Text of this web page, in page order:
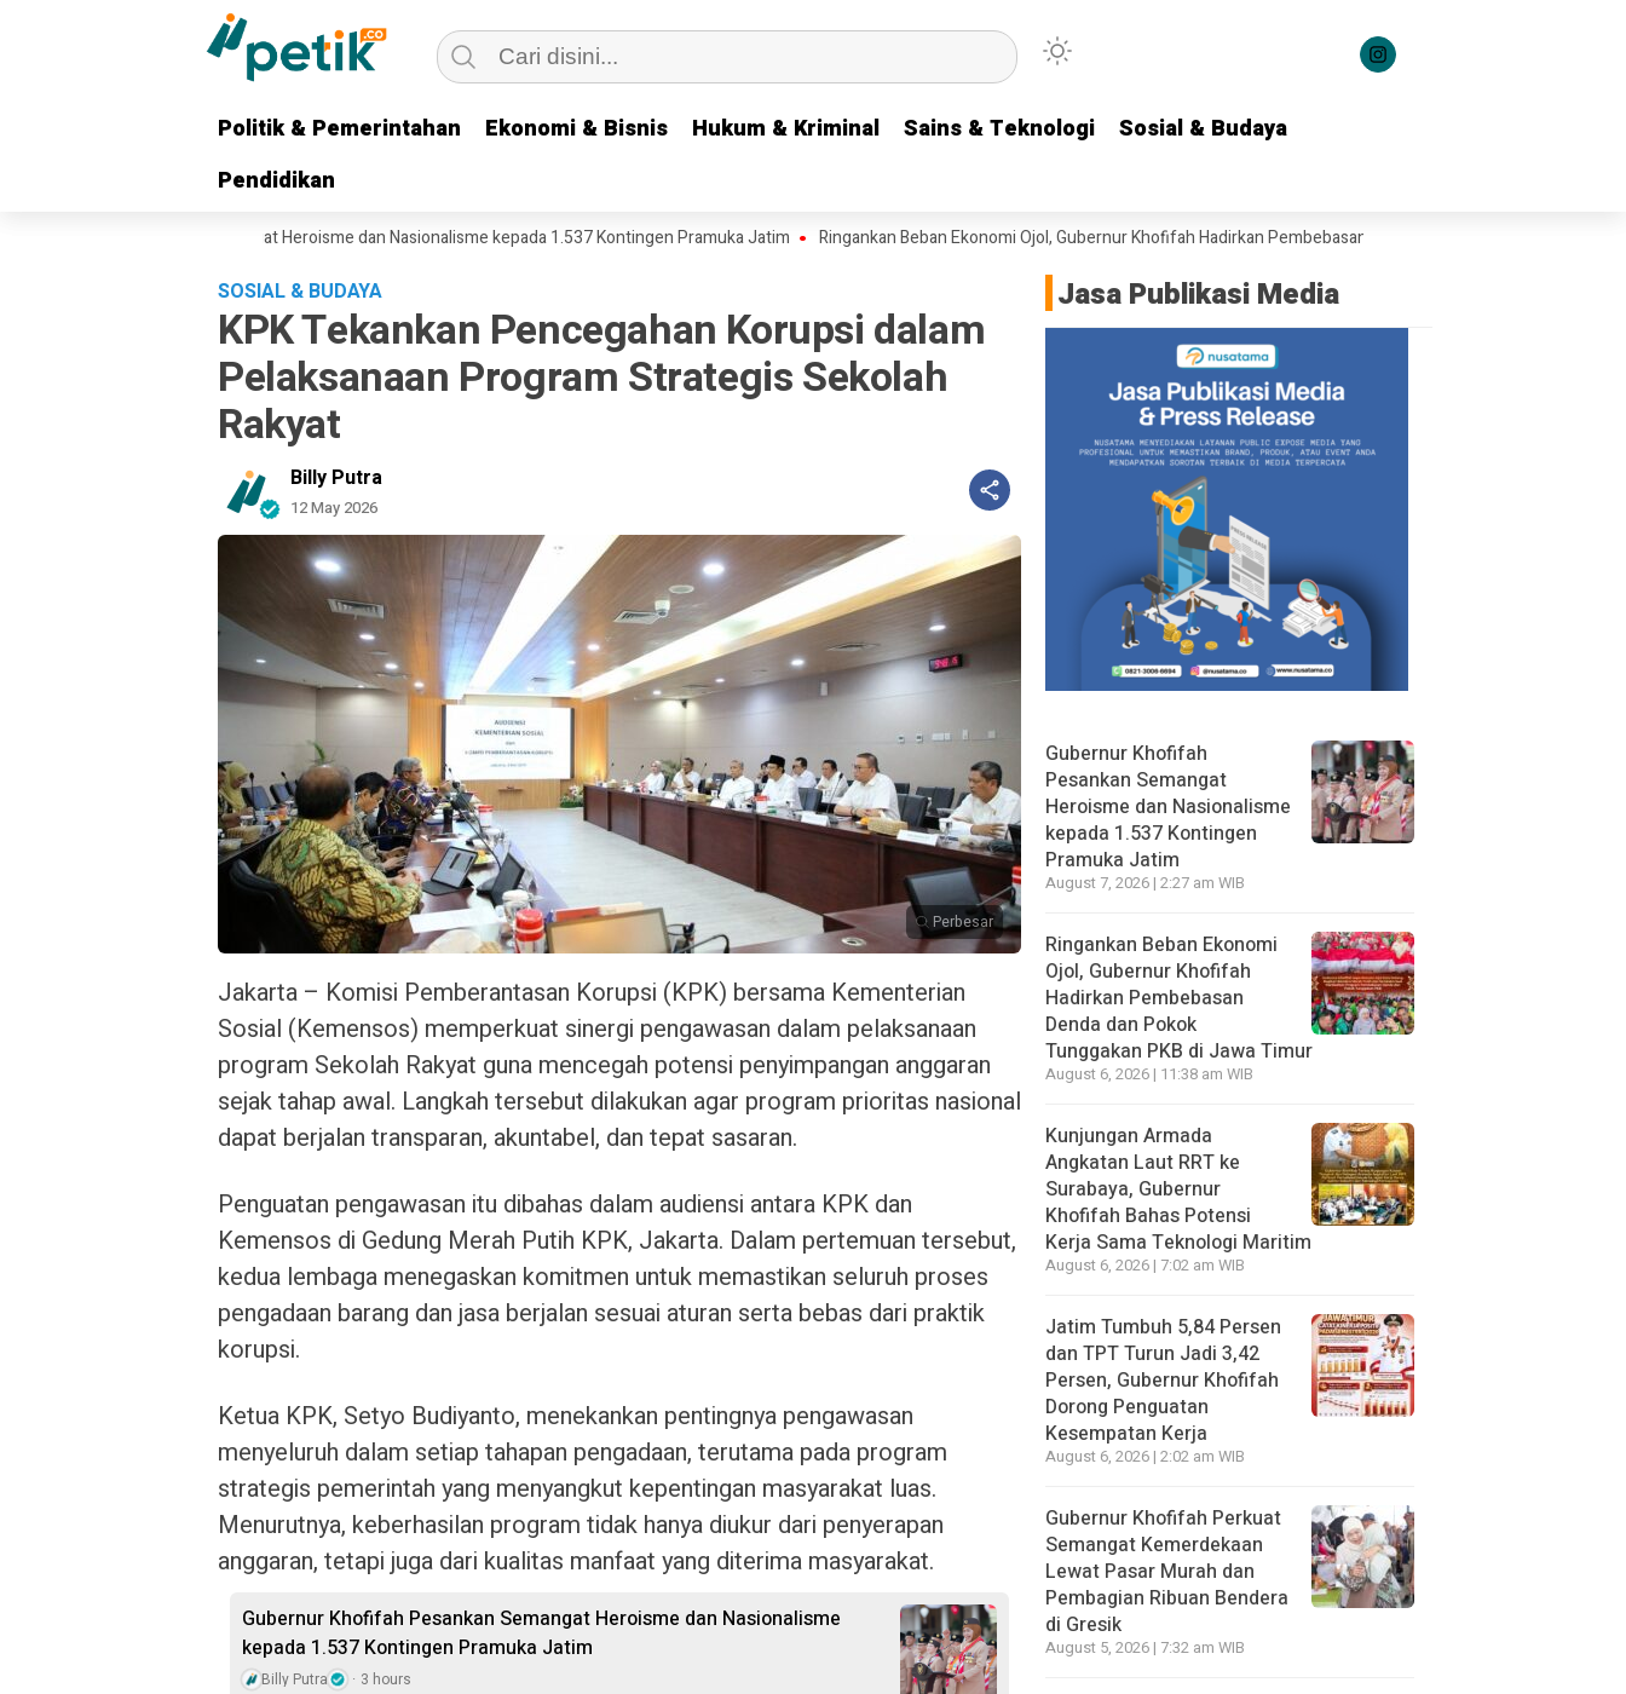
Politik & Pemerintahan Ekonomi & Bisnis Hukum & Kriminal Sains & Teknologi
Sosial & Budaya
Pendidikan
Politik & Pemerintahan Ekonomi & Bisnis Hukum & Kriminal Sains & Teknologi
Sosial & Budaya
Pendidikan
Pesankan Semangat Heroisme dan Nasionalisme kepada 1.537 Kontingen Pramuka Jatim Ringankan Beban Ekonomi Ojol, Gubernur Khofifah Hadirkan Pembebasan Denda dan Pokok Tunggakan PKB di
SOSIAL & BUDAYA
KPK Tekankan Pencegahan Korupsi dalam
Pelaksanaan Program Strategis Sekolah
Rakyat
Billy Putra
12 May 2026
Perbesar
Jakarta – Komisi Pemberantasan Korupsi (KPK) bersama Kementerian
Sosial (Kemensos) memperkuat sinergi pengawasan dalam pelaksanaan
program Sekolah Rakyat guna mencegah potensi penyimpangan anggaran
sejak tahap awal. Langkah tersebut dilakukan agar program prioritas nasional
dapat berjalan transparan, akuntabel, dan tepat sasaran.
Penguatan pengawasan itu dibahas dalam audiensi antara KPK dan
Kemensos di Gedung Merah Putih KPK, Jakarta. Dalam pertemuan tersebut,
kedua lembaga menegaskan komitmen untuk memastikan seluruh proses
pengadaan barang dan jasa berjalan sesuai aturan serta bebas dari praktik
korupsi.
Ketua KPK, Setyo Budiyanto, menekankan pentingnya pengawasan
menyeluruh dalam setiap tahapan pengadaan, terutama pada program
strategis pemerintah yang menyangkut kepentingan masyarakat luas.
Menurutnya, keberhasilan program tidak hanya diukur dari penyerapan
anggaran, tetapi juga dari kualitas manfaat yang diterima masyarakat.
Gubernur Khofifah Pesankan Semangat Heroisme dan Nasionalisme
kepada 1.537 Kontingen Pramuka Jatim
Billy Putra 3 hours
Jasa Publikasi Media
Gubernur Khofifah
Pesankan Semangat
Heroisme dan Nasionalisme
kepada 1.537 Kontingen
Pramuka Jatim
August 7, 2026 | 2:27 am WIB
Ringankan Beban Ekonomi
Ojol, Gubernur Khofifah
Hadirkan Pembebasan
Denda dan Pokok
Tunggakan PKB di Jawa Timur
August 6, 2026 | 11:38 am WIB
Kunjungan Armada
Angkatan Laut RRT ke
Surabaya, Gubernur
Khofifah Bahas Potensi
Kerja Sama Teknologi Maritim
August 6, 2026 | 7:02 am WIB
Jatim Tumbuh 5,84 Persen
dan TPT Turun Jadi 3,42
Persen, Gubernur Khofifah
Dorong Penguatan
Kesempatan Kerja
August 6, 2026 | 2:02 am WIB
Gubernur Khofifah Perkuat
Semangat Kemerdekaan
Lewat Pasar Murah dan
Pembagian Ribuan Bendera
di Gresik
August 5, 2026 | 7:32 am WIB